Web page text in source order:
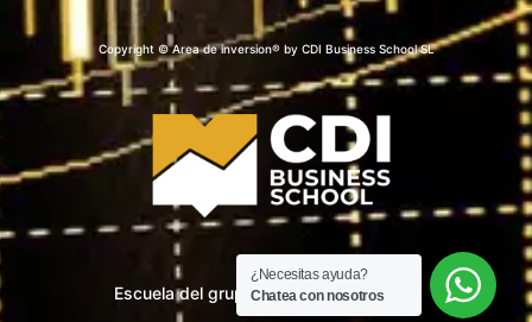
Copyright © Area de inversion® by CDI Business School SL
Escuela del grupo CDI Business School
¿Necesitas ayuda?
Chatea con nosotros